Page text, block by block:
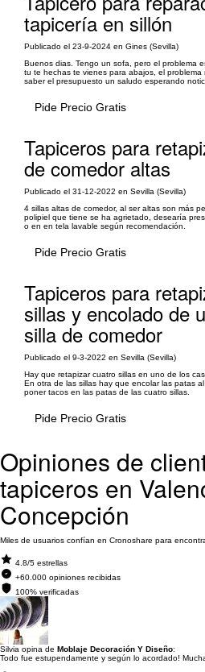
tapicería en sillón
Publicado el 23-9-2024 en Gines (Sevilla)
Buenos dias. Tengo un sofa, pero el problema
tu te hechas te vienes para abajos, el problema
saber el presupuesto un saludo esperando
Pide Precio Gratis
Tapiceros para
de comedor altas
Publicado el 31-12-2022 en Sevilla (Sevilla)
4 sillas altas de comedor, al ser altas son más
polipiel que tiene se ha agrietado, desearía
o en en tela lavable según recomendación.
Pide Precio Gratis
Tapiceros para
sillas y encolado de
silla de comedor
Publicado el 9-3-2022 en Sevilla (Sevilla)
Hay que retapizar cuatro sillas en uno de los
En otra de las sillas hay que encolar las patas
poner tacos en las patas de las cuatro sillas.
Pide Precio Gratis
Opiniones de
tapiceros en
Concepción
Miles de usuarios confían en Cronoshare para
4.8/5 estrellas
+60.000 opiniones recibidas
100% verificadas
Silvia opina de Moblaje Decoración Y Diseño:
Todo fue estupendamente y según lo acordado!